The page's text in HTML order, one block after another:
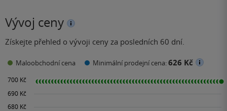
Vývoj ceny
Získejte přehled o vývoji ceny za posledních 60 dní.
Maloobchodní cena Minimální prodejní cena:626 Kč